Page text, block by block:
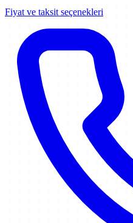
Fiyat ve taksit seçenekleri